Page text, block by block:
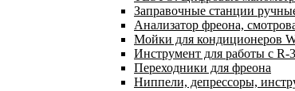
Заправочные станции
Анализатор фреона,
Мойки для кондиционеров
Инструмент для работы с R-
Переходники для фреона
Ниппели, депрессоры,